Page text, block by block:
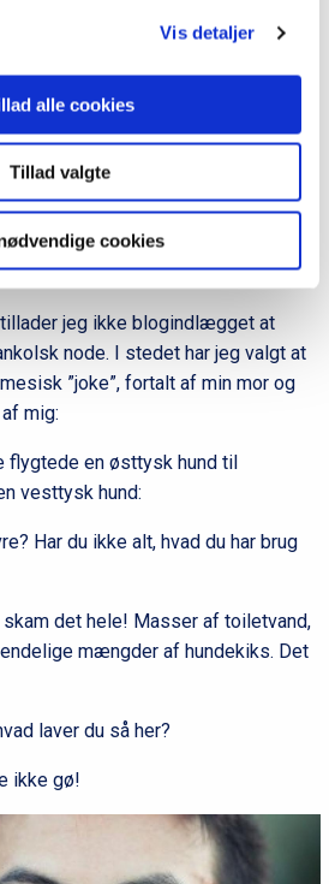
Vis detaljer
alle cookies
Tillad valgte
cookies
kan hjælpe hinanden, og hvordan vi i
de bedste rammer for både
bor herhjemme. For jeg er
kvinde i udlandet, der er i samme
med så meget potentiale og liv,
terror. En kvinde, der har så meget at
tillader jeg ikke blogindlægget at
node. I stedet har jeg valgt at
”joke”, fortalt af min mor og
mig:
flygtede en østtysk hund til
vesttysk hund:
Har du ikke alt, hvad du har brug
det hele! Masser af toiletvand,
mængder af hundekiks. Det
laver du så her?
ikke gø!